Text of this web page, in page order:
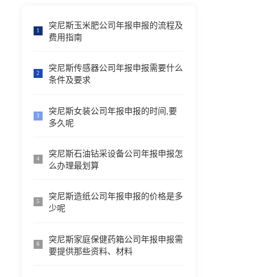
1
突尼斯玉米肥公司年报申报的流程及
费用指南
2
突尼斯传感器公司年报申报需要什么
条件及要求
3
突尼斯女装公司年报申报的时间,要
多久呢
4
突尼斯石油钻采设备公司年报申报怎
么办理最划算
5
突尼斯造纸公司年报申报的价格是多
少呢
6
突尼斯家庭保健药箱公司年报申报需
要提供那些资料、材料